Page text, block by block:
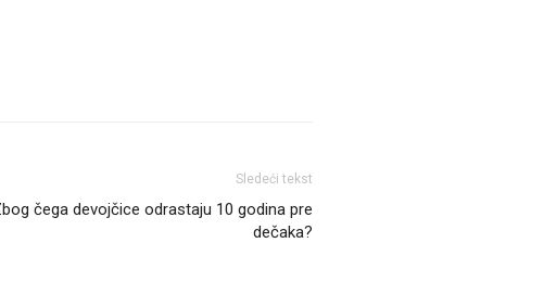
Sledeći tekst
čega devojčice odrastaju 10 godina pre
dečaka?